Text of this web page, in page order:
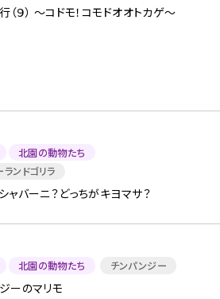
（９） ～コドモ！コモドオオトカゲ～
北園の動物たち
ンドゴリラ
ャバーニ？どっちがキヨマサ？
北園の動物たち チンパンジー
ーのマリモ